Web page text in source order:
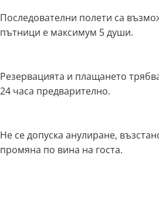
Последователни полети са
пътници е максимум 5 души.
Резервацията и плащането
24 часа предварително.
Не се допуска анулиране,
промяна по вина на госта.